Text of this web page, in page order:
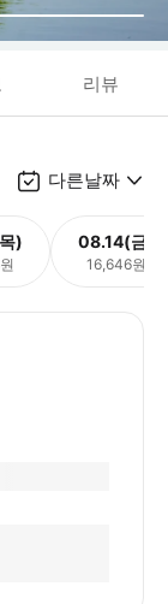
리뷰
다른날짜
) 08.14(금)
16,646원